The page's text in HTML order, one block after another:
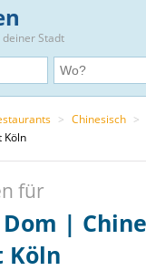
Stadt
> Chinesisch >
Köln
für
|
Köln